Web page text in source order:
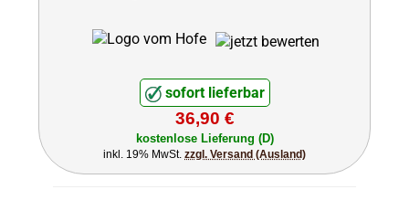
sofort lieferbar
36,90 €
kostenlose Lieferung (D)
inkl. 19% MwSt. zzgl. Versand (Ausland)